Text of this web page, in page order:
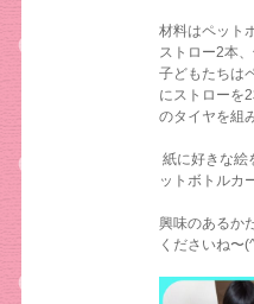
材料はペット
ストロー2本
子どもたちは
にストローを
のタイヤを組
紙に好きな絵
ットボトルカ
興味のあるか
くださいね〜